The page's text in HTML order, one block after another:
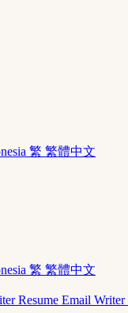
繁 繁體中文
繁 繁體中文
Resume Email Writer